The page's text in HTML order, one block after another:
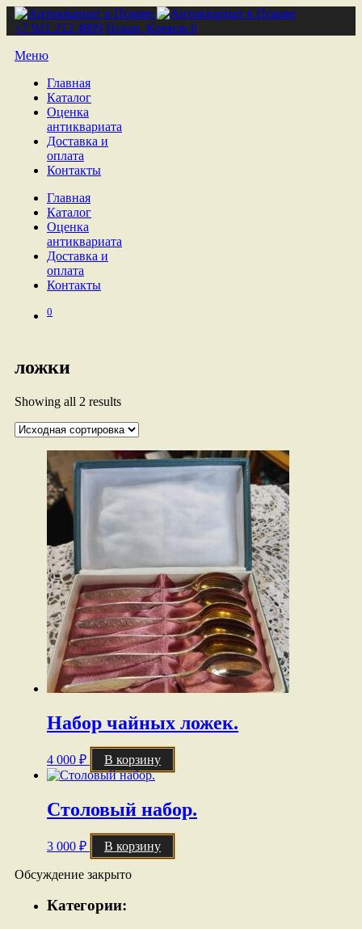
+7 921 212 4809 Псков, Кремль 6
Меню
Главная
Каталог
Оценка
антиквариата
Доставка и
оплата
Контакты
Главная
Каталог
Оценка
антиквариата
Доставка и
оплата
Контакты
0
ложки
Showing all 2 results
Набор чайных ложек.
4 000 ₽ В корзину
Столовый набор.
3 000 ₽ В корзину
Обсуждение закрыто
Категории: